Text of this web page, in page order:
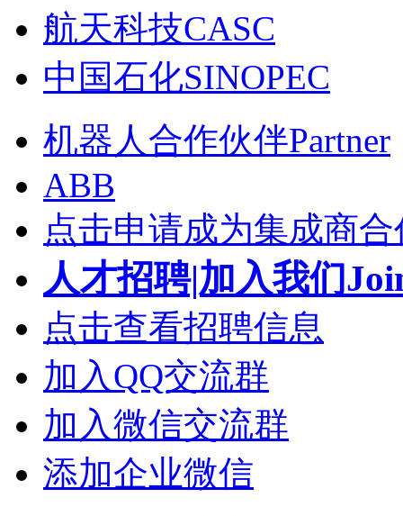
航天科技CASC
中国石化SINOPEC
机器人合作伙伴Partner
ABB
点击申请成为集成商
人才招聘|加入我们
点击查看招聘信息
加入QQ交流群
加入微信交流群
添加企业微信